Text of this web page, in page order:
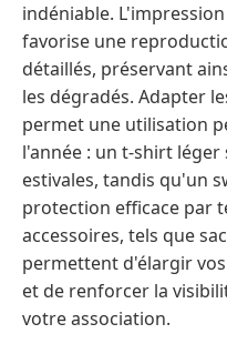
indéniable.
favorise une
détaillés, préservant
les dégradés. Adapter
permet une utilisation
l'année : un t-shirt
estivales, tandis qu'un
protection efficace par
accessoires, tels que
permettent d'élargir
et de renforcer la
votre association.